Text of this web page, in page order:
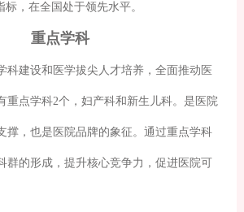
标，在全国处于领先水平。
重点学科
建设和医学拔尖人才培养，全面推动医
重点学科2个，妇产科和新生儿科。是医院
撑，也是医院品牌的象征。通过重点学科
群的形成，提升核心竞争力，促进医院可